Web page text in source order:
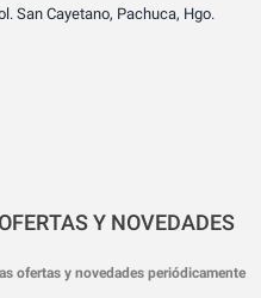
San Cayetano, Pachuca, Hgo.
Y NOVEDADES
ofertas y novedades periódicamente